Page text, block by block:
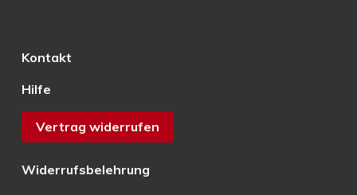
Kontakt
Hilfe
Vertrag widerrufen
Widerrufsbelehrung